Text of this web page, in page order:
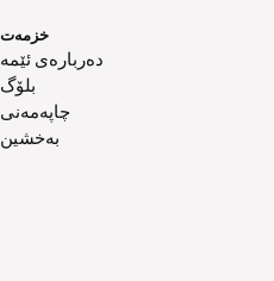
خزمەت
دەربارەی ئێمە
بلۆگ
چاپەمەنی
بەخشین